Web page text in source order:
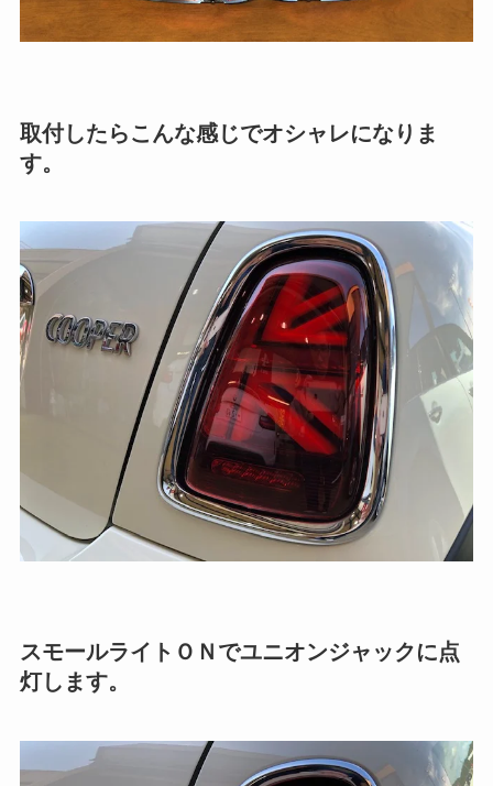
取付したらこんな感じでオシャレになりま
す。
スモールライトＯＮでユニオンジャックに点
灯します。